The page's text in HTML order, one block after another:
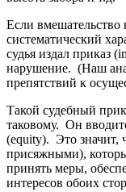
Если вмешательство
систематический
судья издал приказ
нарушение. (Наш
препятствий к
Такой судебный
таковому. Он
(equity). Это значит,
присяжными),
принять меры,
интересов обоих